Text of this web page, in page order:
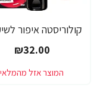
₪32.00